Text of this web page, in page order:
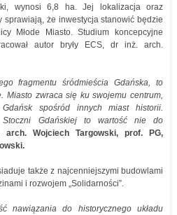
wynosi 6,8 ha. Jej lokalizacja oraz
sprawiają, że inwestycja stanowić będzie
Młode Miasto. Studium koncepcyjne
autor bryły ECS, dr inż. arch.
fragmentu śródmieścia Gdańska, to
Miasto zwraca się ku swojemu centrum,
spośród innych miast historii.
Stoczni Gdańskiej to wartość nie do
Wojciech Targowski, prof. PG,
także z najcenniejszymi budowlami
i rozwojem „Solidarności”.
nawiązania do historycznego układu